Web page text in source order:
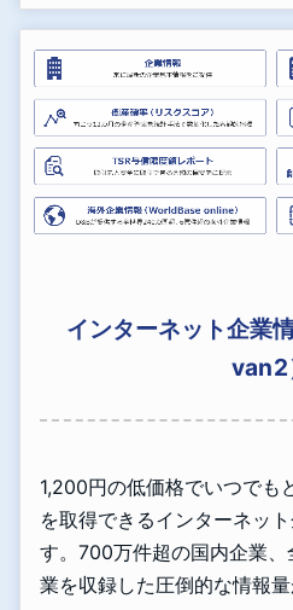
インターネット企業
van2
1,200円の低価格でいつでも
を取得できるインターネッ
す。700万件超の国内企業
業を収録した圧倒的な情報量